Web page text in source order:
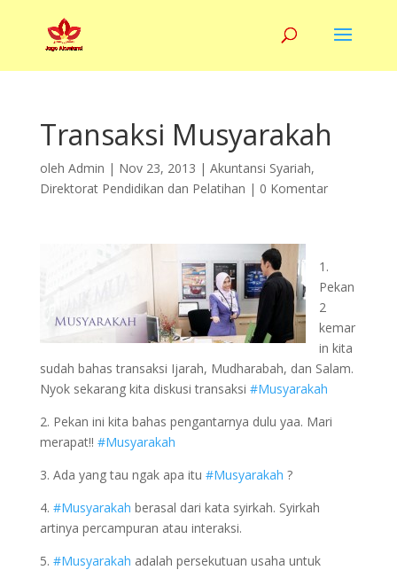
Transaksi Musyarakah
oleh Admin | Nov 23, 2013 | Akuntansi Syariah,
Direktorat Pendidikan dan Pelatihan | 0 Komentar
1.
Pekan
2
kemar
in kita
sudah bahas transaksi Ijarah, Mudharabah, dan Salam.
Nyok sekarang kita diskusi transaksi #Musyarakah
2. Pekan ini kita bahas pengantarnya dulu yaa. Mari
merapat!! #Musyarakah
3. Ada yang tau ngak apa itu #Musyarakah ?
4. #Musyarakah berasal dari kata syirkah. Syirkah
artinya percampuran atau interaksi.
5. #Musyarakah adalah persekutuan usaha untuk